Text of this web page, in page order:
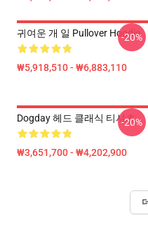
귀여운 개 일 Pullover Hoodie
₩5,918,510 - ₩6,883,110
-20%
Dogday 헤드 클래식 티셔츠
₩3,651,700 - ₩4,202,900
-20%